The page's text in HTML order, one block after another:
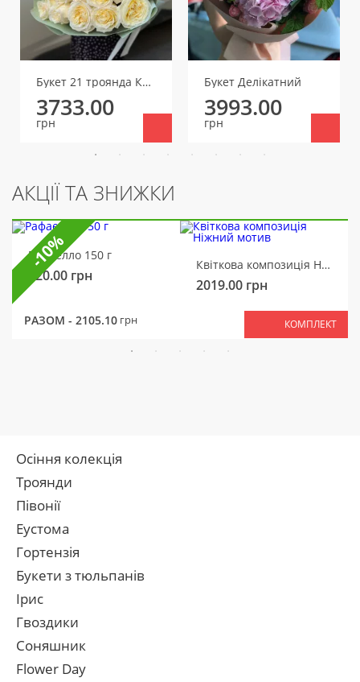
Букет 21 троянда Канделайт
3733.00
грн
Букет Делікатний
3993.00
грн
АКЦІЇ ТА ЗНИЖКИ
Рафаелло 150 г
320.00 грн
Квіткова композиція Ніжний мотив
2019.00 грн
РАЗОМ - 2105.10 грн КОМПЛЕКТ
-10%
Осіння колекція
Троянди
Півонії
Еустома
Гортензія
Букети з тюльпанів
Ірис
Гвоздики
Соняшник
Flower Day